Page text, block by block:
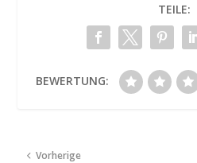
TEILE:
BEWERTUNG:
Vorherige